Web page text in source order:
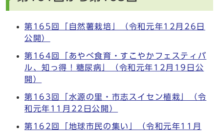
第165回「自然薯栽培」（令和元年12月26日
公開）
第164回「あやべ食育・すこやかフェスティバ
ル、知っ得！糖尿病」（令和元年12月19日公
開）
第163回「水源の里・市志スイセン植栽」（令
和元年11月22日公開）
第162回「地球市民の集い」（令和元年11月